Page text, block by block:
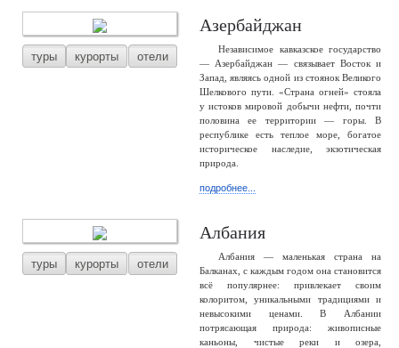
туры курорты отели
Азербайджан
Независимое кавказское государство
— Азербайджан — связывает Восток и
Запад, являясь одной из стоянок Великого
Шелкового пути. «Страна огней» стояла
у истоков мировой добычи нефти, почти
половина ее территории — горы. В
республике есть теплое море, богатое
историческое наследие, экзотическая
природа.
подробнее...
туры курорты отели
Албания
Албания — маленькая страна на
Балканах, с каждым годом она становится
всё популярнее: привлекает своим
колоритом, уникальными традициями и
невысокими ценами. В Албании
потрясающая природа: живописные
каньоны, чистые реки и озера,